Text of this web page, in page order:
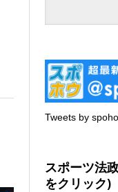
Tweets by
スポーツ法
をクリック)